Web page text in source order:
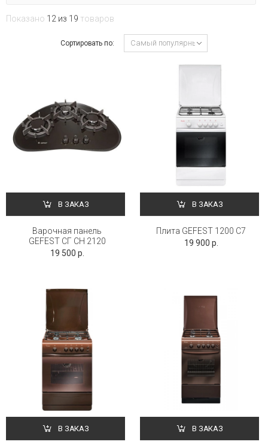
Показано 12 из 19 товаров
Сортировать по:
В ЗАКАЗ
Варочная панель
GEFEST СГ СН 2120
19 500 р.
В ЗАКАЗ
Плита GEFEST 1200 С7
19 900 р.
В ЗАКАЗ В ЗАКАЗ